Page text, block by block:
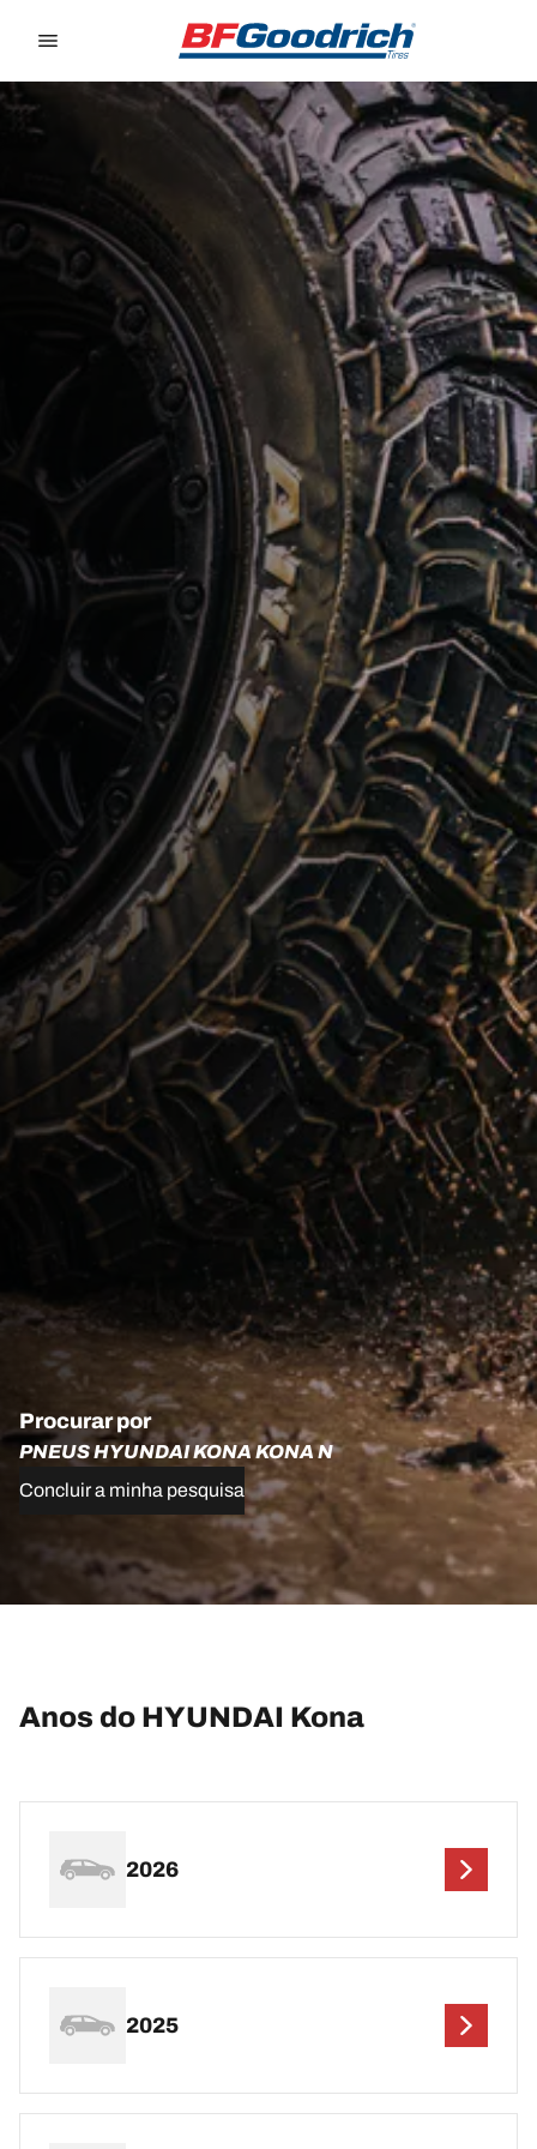
Procurar por
PNEUS HYUNDAI KONA KONA N
Concluir a minha pesquisa
Anos do HYUNDAI Kona
2026
2025